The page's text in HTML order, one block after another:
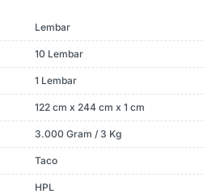
Lembar
10 Lembar
1 Lembar
122 cm x 244 cm x 1 cm
3.000 Gram / 3 Kg
Taco
HPL